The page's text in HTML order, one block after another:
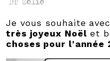
Je vous souhaite
très joyeux Noël et
choses pour l'année